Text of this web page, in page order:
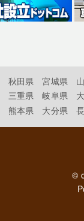
秋田県 宮城県
三重県 岐阜県
熊本県 大分県
©